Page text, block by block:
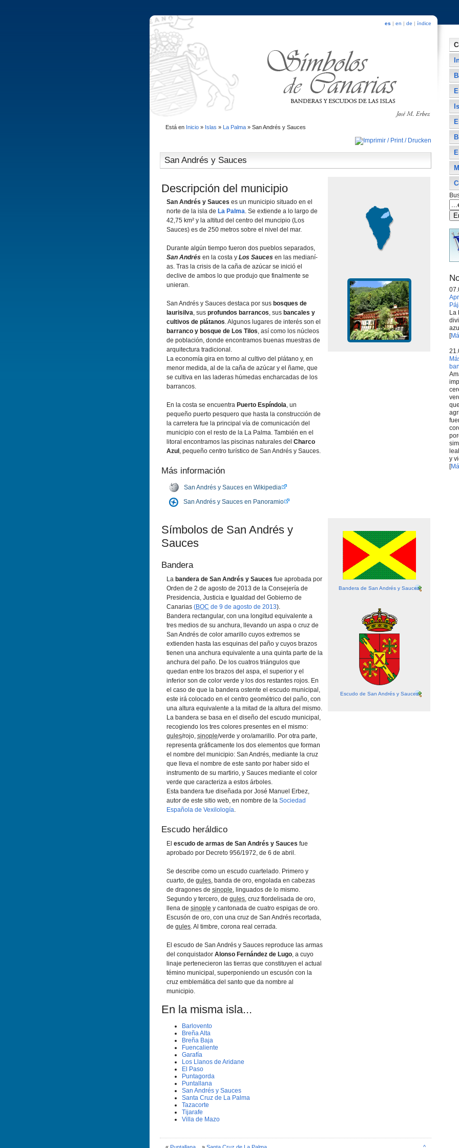
es | en | de | índice
Está en Inicio» Islas » La Palma» San Andrés y Sauces
San Andrés y Sauces
Descripción del municipio
San Andrés y Sauces es un municipio situado en el
norte de la isla de La Palma. Se extiende a lo largo de
42,75 km² y la altitud del centro del muncipio (Los
Sauces) es de 250 metros sobre el nivel del mar.
Durante algún tiempo fueron dos pueblos separados,
San Andrés en la costa y Los Sauces en las medianí­
as. Tras la crisis de la caña de azúcar se inició el
declive de ambos lo que produjo que finalmente se
unieran.
San Andrés y Sauces destaca por sus bosques de
laurisilva, sus profundos barrancos, sus bancales y
cultivos de plátanos. Algunos lugares de interés son el
barranco y bosque de Los Tilos, así­ como los núcleos
de población, donde encontramos buenas muestras de
arquitectura tradicional.
La economí­a gira en torno al cultivo del plátano y, en
menor medida, al de la caña de azúcar y el ñame, que
se cultiva en las laderas húmedas encharcadas de los
barrancos.
En la costa se encuentra Puerto Espí­ndola, un
pequeño puerto pesquero que hasta la construcción de
la carretera fue la principal ví­a de comunicación del
municipio con el resto de la La Palma. También en el
litoral encontramos las piscinas naturales del Charco
Azul , pequeño centro turí­stico de San Andrés y Sauces.
Más información
San Andrés y Sauces en Wikipedia
San Andrés y Sauces en Panoramio
Sí­mbolos de San Andrés y
Sauces
Bandera
La bandera de San Andrés y Sauces fue aprobada por
Orden de 2 de agosto de 2013 de la Consejerí­a de
Presidencia, Justicia e Igualdad del Gobierno de
Canarias (BOC de 9 de agosto de 2013).
Bandera rectangular, con una longitud equivalente a
tres medios de su anchura, llevando un aspa o cruz de
San Andrés de color amarillo cuyos extremos se
extienden hasta las esquinas del paño y cuyos brazos
tienen una anchura equivalente a una quinta parte de la
anchura del paño. De los cuatros triángulos que
quedan entre los brazos del aspa, el superior y el
inferior son de color verde y los dos restantes rojos. En
el caso de que la bandera ostente el escudo municipal,
este irá colocado en el centro geométrico del paño, con
una altura equivalente a la mitad de la altura del mismo.
La bandera se basa en el diseño del escudo municipal,
recogiendo los tres colores presentes en el mismo:
gules/rojo, sinople/verde y oro/amarillo. Por otra parte,
representa gráficamente los dos elementos que forman
el nombre del municipio: San Andrés, mediante la cruz
que lleva el nombre de este santo por haber sido el
instrumento de su martirio, y Sauces mediante el color
verde que caracteriza a estos árboles.
Esta bandera fue diseñada por José Manuel Erbez,
autor de este sitio web, en nombre de la Sociedad
Española de Vexilologí­a.
Escudo heráldico
El escudo de armas de San Andrés y Sauces fue
aprobado por Decreto 956/1972, de 6 de abril.
Se describe como un escudo cuartelado. Primero y
cuarto, de gules, banda de oro, engolada en cabezas
de dragones de sinople, linguados de lo mismo.
Segundo y tercero, de gules, cruz flordelisada de oro,
llena de sinople y cantonada de cuatro espigas de oro.
Escusón de oro, con una cruz de San Andrés recortada,
de gules. Al timbre, corona real cerrada.
El escudo de San Andrés y Sauces reproduce las armas
del conquistador Alonso Fernández de Lugo, a cuyo
linaje pertenecieron las tierras que constituyen el actual
témino municipal, superponiendo un escusón con la
cruz emblemática del santo que da nombre al
municipio.
En la misma isla...
Barlovento
Breña Alta
Breña Baja
Fuencaliente
Garafí­a
Los Llanos de Aridane
El Paso
Puntagorda
Puntallana
San Andrés y Sauces
Santa Cruz de La Palma
Tazacorte
Tijarafe
Villa de Mazo
Bandera de San Andrés y Sauces
Escudo de San Andrés y Sauces
La
[
y
[